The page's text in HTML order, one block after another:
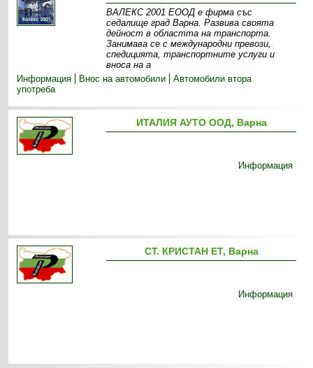
ВАЛЕКС 2001 ЕООД е фирма със
седалище град Варна. Развива своята
дейност в областта на транспорта.
Занимава се с международни превози,
спедицията, транспортните услуги и
вноса на а
Информация
Внос на автомобили
Автомобили втора
употреба
ИТАЛИЯ АУТО ООД, Варна
Информация
СТ. КРИСТАН ЕТ, Варна
Информация